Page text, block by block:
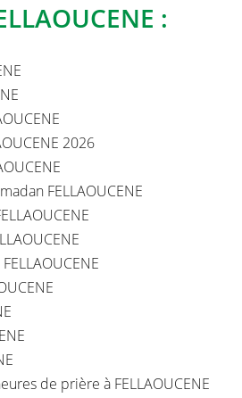
liées aux heures de
:
2026